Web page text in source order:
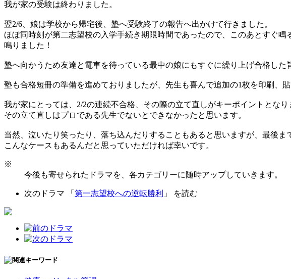
我が家の受験は終わりました。
翌2/6、娘は学校から帰宅後、塾へ受験終了の報告へ出かけて行きました。
ほぼ同時刻が第二志望校の入学手続き期限時間であったので、このあとすぐ
鳴りました！
塾へ向かうため友達と電車を待っている最中の娘にもすぐに繰り上げ合格し
塾も合格短冊の準備を進めておりましたが、先生も喜んで追加の1枚を印刷、
我が家にとっては、2/2の連続不合格、その際の立て直しがキーポイントとなり
その立て直しはプロである先生でないとできなかったと思います。
当然、泣いたり笑ったり、落ち込んだりすることもあると思いますが、最後ま
こんなケースもあるんだと思っていただければ幸いです。
※
今後も寄せられたドラマを、各カテゴリーに随時アップしていきます。
次のドラマ 「 第一志望校への逆転勝利 」 を読む